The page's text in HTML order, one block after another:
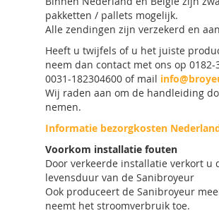
pakketten / pallets mogelijk.
Alle zendingen zijn verzekerd en
Heeft u twijfels of u het juiste
neem dan contact met ons op 0182-
0031-182304600 of mail
Wij raden aan om de handleiding
nemen.
Informatie bezorgkosten
Voorkom installatie fouten
Door verkeerde installatie verkort u
levensduur van de Sanibroyeur
Ook produceert de Sanibroyeur
neemt het stroomverbruik toe.